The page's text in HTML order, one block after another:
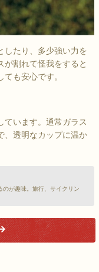
したり、多少強い力を
が割れて怪我をすると
も安心です。
ています。通常ガラス
、透明なカップに温か
のが趣味。旅行、サイクリン